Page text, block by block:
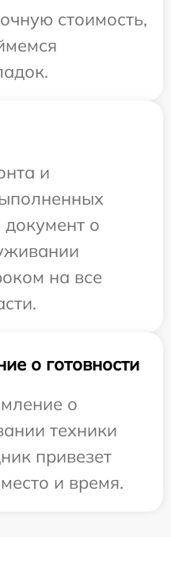
стоимость,
и
о
на все
о готовности
о
техники
привезет
и время.